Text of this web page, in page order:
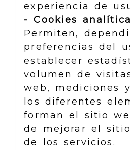
experiencia de
- Cookies
Permiten,
preferencias del
establecer
volumen de
web, mediciones
los diferentes
forman el sitio
de mejorar el
de los servicios.